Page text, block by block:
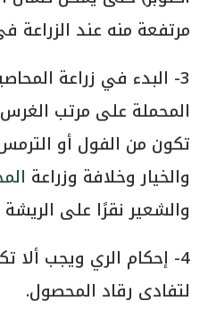
مرتفعة منه عند الزراعة
3- البدء في زراعة
المحملة على مرتب
تكون من الفول أو
والخيار وخلافة وزراعة
والشعير نقرًا على الريشة
4- إحكام الري ويجب ألا
لتفادى رقاد المحصول.